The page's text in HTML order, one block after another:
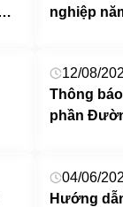
nghiệp
kịch, điện
12/08/
Thông
phần
04/06/
Hướng